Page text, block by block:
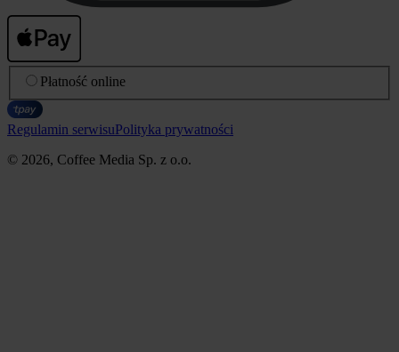
Płatność online
Regulamin serwisuPolityka prywatności
© 2026, Coffee Media Sp. z o.o.